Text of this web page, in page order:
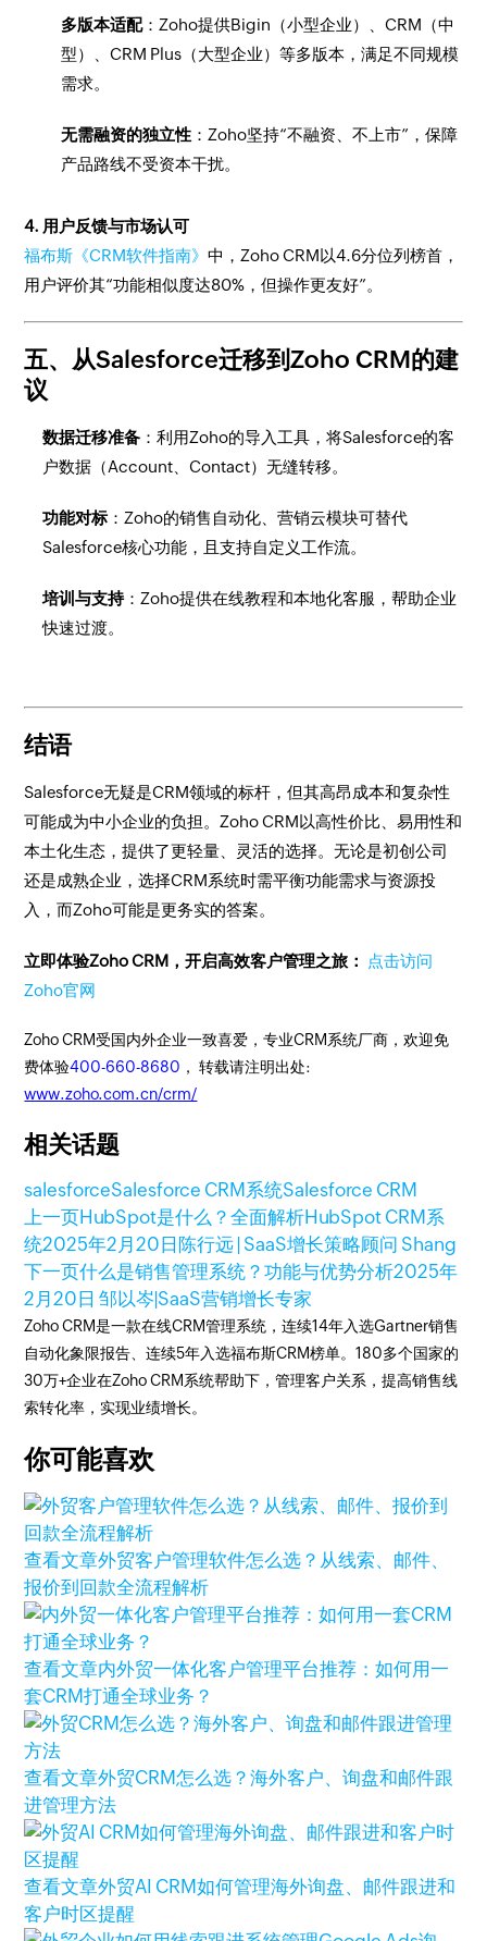
多版本适配：Zoho提供Bigin（小型企业）、CRM（中
型）、CRM Plus（大型企业）等多版本，满足不同规模
需求。
无需融资的独立性 ：Zoho坚持“不融资、不上市”，保障
产品路线不受资本干扰。
4. 用户反馈与市场认可
福布斯《CRM软件指南》中，Zoho CRM以4.6分位列榜首，
用户评价其“功能相似度达80%，但操作更友好”。
五、从Salesforce迁移到Zoho CRM的建
议
数据迁移准备 ：利用Zoho的导入工具，将Salesforce的客
户数据（Account、Contact）无缝转移。
功能对标：Zoho的销售自动化、营销云模块可替代
Salesforce核心功能，且支持自定义工作流。
培训与支持：Zoho提供在线教程和本地化客服，帮助企业
快速过渡。
结语
Salesforce无疑是CRM领域的标杆，但其高昂成本和复杂性
可能成为中小企业的负担。Zoho CRM以高性价比、易用性和
本土化生态，提供了更轻量、灵活的选择。无论是初创公司
还是成熟企业，选择CRM系统时需平衡功能需求与资源投
入，而Zoho可能是更务实的答案。
立即体验Zoho CRM，开启高效客户管理之旅：
点击访问
Zoho官网
Zoho CRM受国内外企业一致喜爱，专业CRM系统厂商，欢迎免
费体验400-660-8680 ， 转载请注明出处:
www.zoho.com.cn/crm/
相关话题
salesforceSalesforce CRM系统Salesforce CRM
上一页HubSpot是什么？全面解析HubSpot CRM系
统2025年2月20日 陈行远 | SaaS增长策略顾问 Shang
下一页什么是销售管理系统？功能与优势分析2025年
2月20日 邹以岑|SaaS营销增长专家
Zoho CRM是一款在线CRM管理系统，连续14年入选Gartner销售
自动化象限报告、连续5年入选福布斯CRM榜单。180多个国家的
30万+企业在Zoho CRM系统帮助下，管理客户关系，提高销售线
索转化率，实现业绩增长。
你可能喜欢
查看文章外贸客户管理软件怎么选？从线索、邮件、
报价到回款全流程解析
查看文章内外贸一体化客户管理平台推荐：如何用一
套CRM打通全球业务？
查看文章外贸CRM怎么选？海外客户、询盘和邮件跟
进管理方法
查看文章外贸AI CRM如何管理海外询盘、邮件跟进和
客户时区提醒